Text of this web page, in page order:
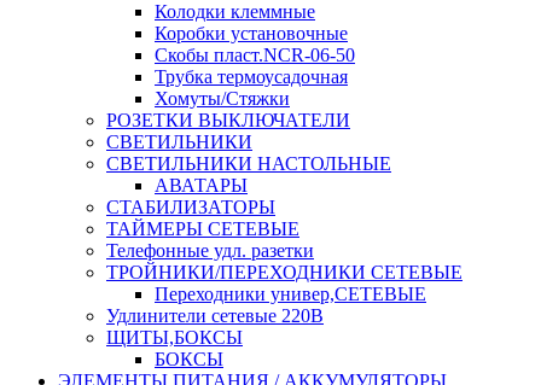
Колодки клеммные
Коробки установочные
Скобы пласт.NCR-06-50
Трубка термоусадочная
Хомуты/Стяжки
РОЗЕТКИ ВЫКЛЮЧАТЕЛИ
СВЕТИЛЬНИКИ
СВЕТИЛЬНИКИ НАСТОЛЬНЫЕ
АВАТАРЫ
СТАБИЛИЗАТОРЫ
ТАЙМЕРЫ СЕТЕВЫЕ
Телефонные удл. разетки
ТРОЙНИКИ/ПЕРЕХОДНИКИ СЕТЕВЫЕ
Переходники универ,СЕТЕВЫЕ
Удлинители сетевые 220В
ЩИТЫ,БОКСЫ
БОКСЫ
ЭЛЕМЕНТЫ ПИТАНИЯ / АККУМУЛЯТОРЫ